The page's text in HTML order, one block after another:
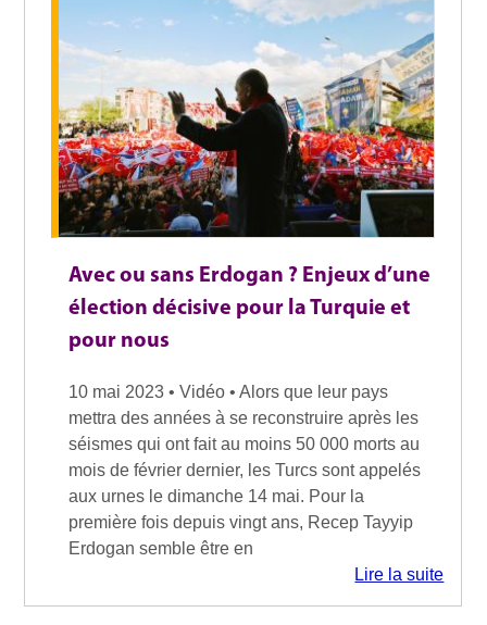
Avec ou sans Erdogan ? Enjeux d’une
élection décisive pour la Turquie et
pour nous
10 mai 2023 • Vidéo • Alors que leur pays
mettra des années à se reconstruire après les
séismes qui ont fait au moins 50 000 morts au
mois de février dernier, les Turcs sont appelés
aux urnes le dimanche 14 mai. Pour la
première fois depuis vingt ans, Recep Tayyip
Erdogan semble être en
Lire la suite